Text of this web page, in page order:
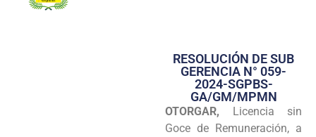
Transparencia
Seguridad
Programas
RESOLUCIÓN DE SUB
GERENCIA N° 059-
2024-SGPBS-
GA/GM/MPMN
OTORGAR, Licencia sin
Goce de Remuneración, a